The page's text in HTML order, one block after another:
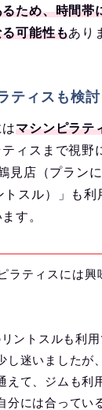
ため、時間帯
可能性もあり
ティスも検
マシンピラテ
ィスまで視野
見店（プラン
トスル）」も利
す。
ラティスには興
ントスルも利
し迷いましたが
えて、ジムも利
分には合ってい